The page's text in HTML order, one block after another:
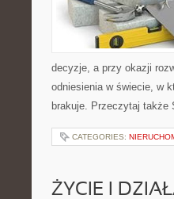
decyzje, a przy okazji
odniesienia w świecie, w
brakuje. Przeczytaj
CATEGORIES:
ŻYCIE I